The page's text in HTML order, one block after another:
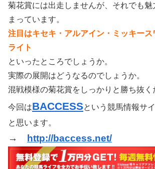
菊花賞には出走しませんが、それでも
まっています。
注目はキセキ・アルアイン・ミッキース
ライト
といったところでしょうか。
実際の展開はどうなるのでしょうか。
混戦模様の菊花賞をしっかりと勝ち抜く
今回はBACCESSという競馬情報サ
と思います。
→ http://baccess.net/